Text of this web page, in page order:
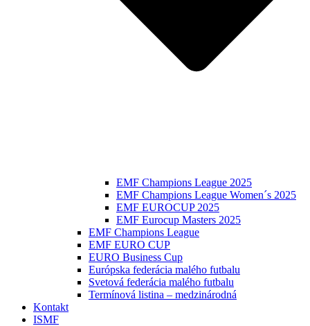
EMF Champions League 2025
EMF Champions League Women´s 2025
EMF EUROCUP 2025
EMF Eurocup Masters 2025
EMF Champions League
EMF EURO CUP
EURO Business Cup
Európska federácia malého futbalu
Svetová federácia malého futbalu
Termínová listina – medzinárodná
Kontakt
ISMF